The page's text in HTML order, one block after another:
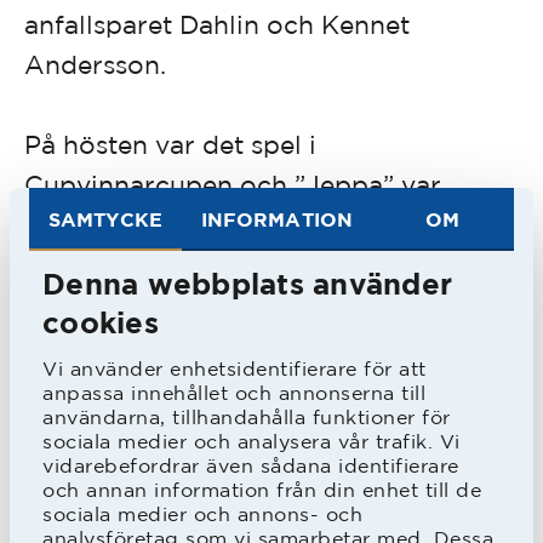
SAMTYCKE INFORMATION OM
Denna webbplats använder
cookies
Vi använder enhetsidentifierare för att
anpassa innehållet och annonserna till
användarna, tillhandahålla funktioner för
sociala medier och analysera vår trafik. Vi
vidarebefordrar även sådana identifierare
och annan information från din enhet till de
sociala medier och annons- och
analysföretag som vi samarbetar med. Dessa
anfallsparet Dahlin och Kennet
Andersson.
På hösten var det spel i
Cupvinnarcupen och ”Jeppa” var
givetvis med i den fantastiska matchen
HBK:are aldrig glömmer.
Även 1996 och 1997 var han och
”Hacke” stabilt mittbackspar, och det
hela resulterade i ett SM-guld 1997.
Samma år fick just Jesper